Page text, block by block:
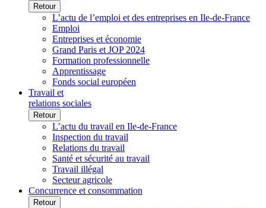
Retour
L’actu de l’emploi et des entreprises en Ile-de-France
Emploi
Entreprises et économie
Grand Paris et JOP 2024
Formation professionnelle
Apprentissage
Fonds social européen
Travail et
relations sociales
Retour
L’actu du travail en Ile-de-France
Inspection du travail
Relations du travail
Santé et sécurité au travail
Travail illégal
Secteur agricole
Concurrence et consommation
Retour